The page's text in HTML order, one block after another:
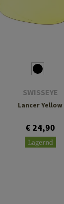
SWISSEYE
Lancer Yellow
€ 24,90
Lagernd